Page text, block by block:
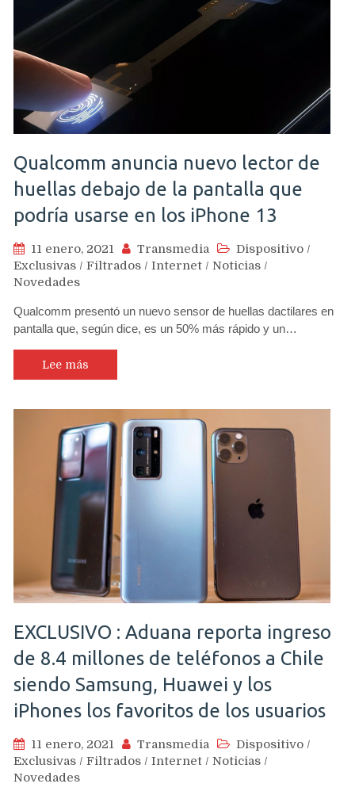
Qualcomm anuncia nuevo lector de
huellas debajo de la pantalla que
podría usarse en los iPhone 13
11 enero, 2021 Transmedia Dispositivo /
Exclusivas / Filtrados / Internet / Noticias /
Novedades
Qualcomm presentó un nuevo sensor de huellas dactilares en
pantalla que, según dice, es un 50% más rápido y un…
Lee más
EXCLUSIVO : Aduana reporta ingreso
de 8.4 millones de teléfonos a Chile
siendo Samsung, Huawei y los
iPhones los favoritos de los usuarios
11 enero, 2021 Transmedia Dispositivo /
Exclusivas / Filtrados / Internet / Noticias /
Novedades